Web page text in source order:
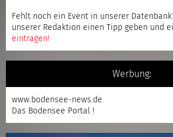
Fehlt noch ein Event in unserer
unserer Redaktion einen Tipp geben und
eintragen!
Werbung:
www.bodensee-news.de
Das Bodensee Portal !